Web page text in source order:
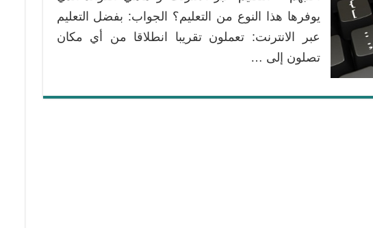
يوفرها هذا النوع من التعليم؟ الجواب: بفضل التعليم
عبر الانترنت: تعملون تقريبا انطلاقا من أي مكان
تصلون إلى …